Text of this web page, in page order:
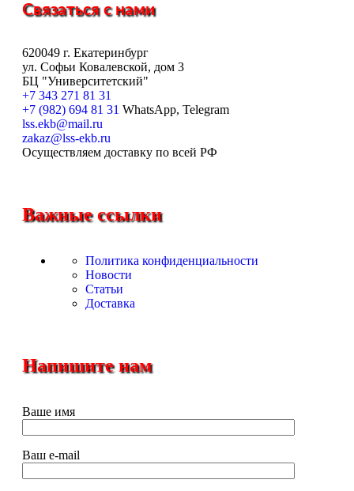
Связаться с нами
620049 г. Екатеринбург
ул. Софьи Ковалевской, дом 3
БЦ "Университетский"
+7 343 271 81 31
+7 (982) 694 81 31 WhatsApp, Telegram
lss.ekb@mail.ru
zakaz@lss-ekb.ru
Осуществляем доставку по всей РФ
Важные ссылки
Политика конфиденциальности
Новости
Статьи
Доставка
Напишите нам
Ваше имя
Ваш e-mail